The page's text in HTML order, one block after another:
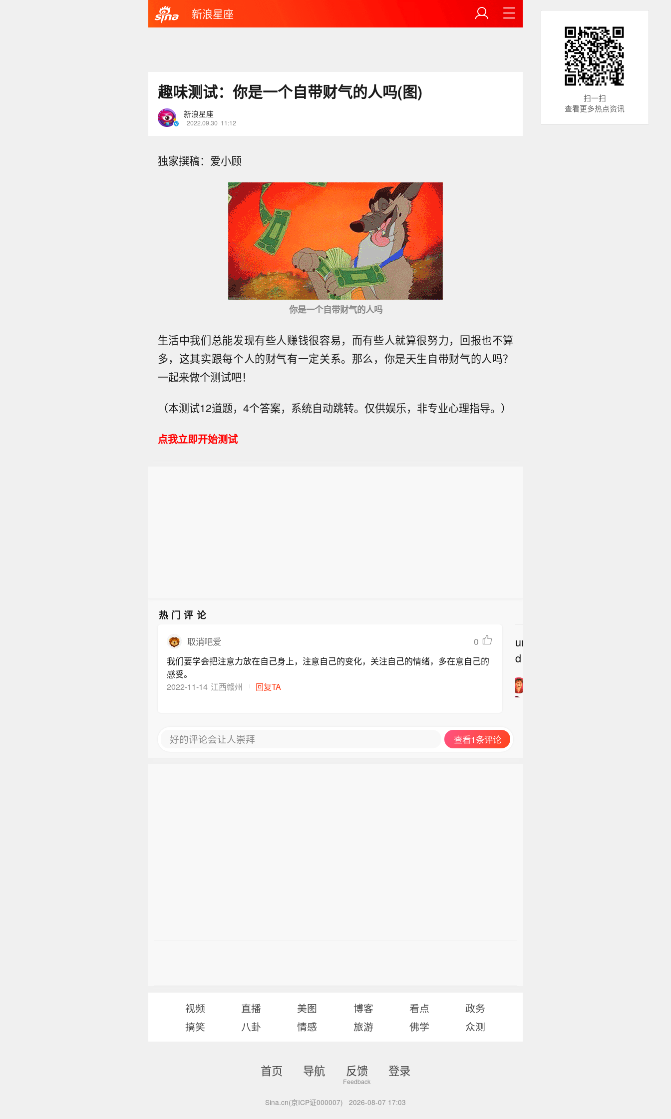
新浪星座
趣味测试：你是一个自带财气的人吗(图)
新浪星座
2022.09.30 11:12
独家撰稿：爱小顾
你是一个自带财气的人吗
生活中我们总能发现有些人赚钱很容易，而有些人就算很努力，回报也不算
多，这其实跟每个人的财气有一定关系。那么，你是天生自带财气的人吗？
一起来做个测试吧！
（本测试12道题，4个答案，系统自动跳转。仅供娱乐，非专业心理指导。）
点我立即开始测试
热门评论
取消吧爱
0
我们要学会把注意力放在自己身上，注意自己的变化，关注自己的情绪，多在意自己的
感受。
2022-11-14 江西赣州 回复TA
undefine
d
好的评论会让人崇拜 查看1条评论
视频 直播 美图 博客 看点
政务
搞笑
八卦 情感 旅游 佛学 众测
首页 导航 反馈 登录
Sina.cn(京ICP证000007) 2026-08-07 17:03
扫一扫
查看更多热点资讯